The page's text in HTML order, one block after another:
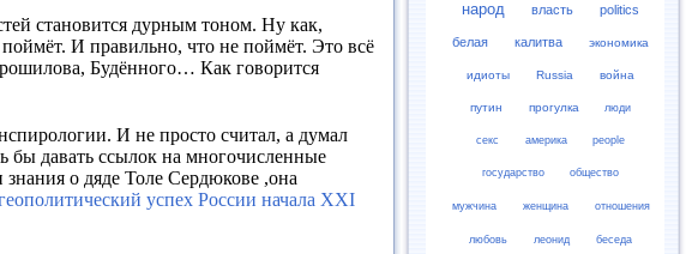
становится дурным тоном. Ну как,
И правильно, что не поймёт. Это всё
Будённого… Как говорится
И не просто считал, а думал
бы давать ссылок на многочисленные
знания о дяде Толе Сердюкове ,она
успех России начала ХХI
народ власть politics
белая калитва экономика
идиоты Russia война
путин прогулка люди
секс америка people
государство общество
мужчина женщина отношения
любовь леонид беседа